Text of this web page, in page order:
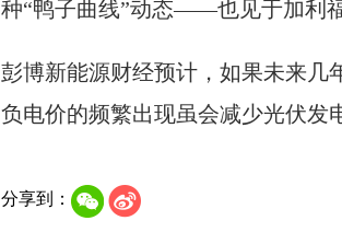
种“鸭子曲线”动态——也见于加利
彭博新能源财经预计，如果未来几
负电价的频繁出现虽会减少光伏发
分享到：